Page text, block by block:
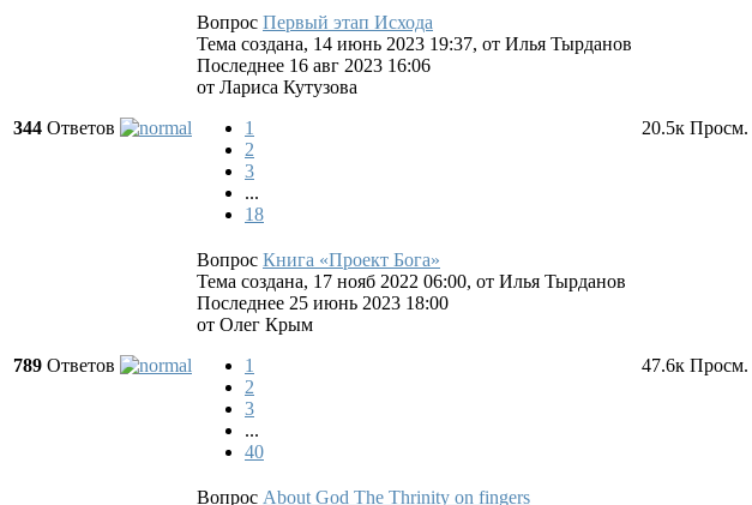
344 Ответов
Вопрос Первый этап Исхода
Тема создана, 14 июнь 2023 19:37, от Илья Тырданов
Последнее 16 авг 2023 16:06
от Лариса Кутузова
1
2
3
...
18
20.5к Просм.
789 Ответов
Вопрос Книга «Проект Бога»
Тема создана, 17 нояб 2022 06:00, от Илья Тырданов
Последнее 25 июнь 2023 18:00
от Олег Крым
1
2
3
...
40
47.6к Просм.
Вопрос About God The Thrinity on fingers